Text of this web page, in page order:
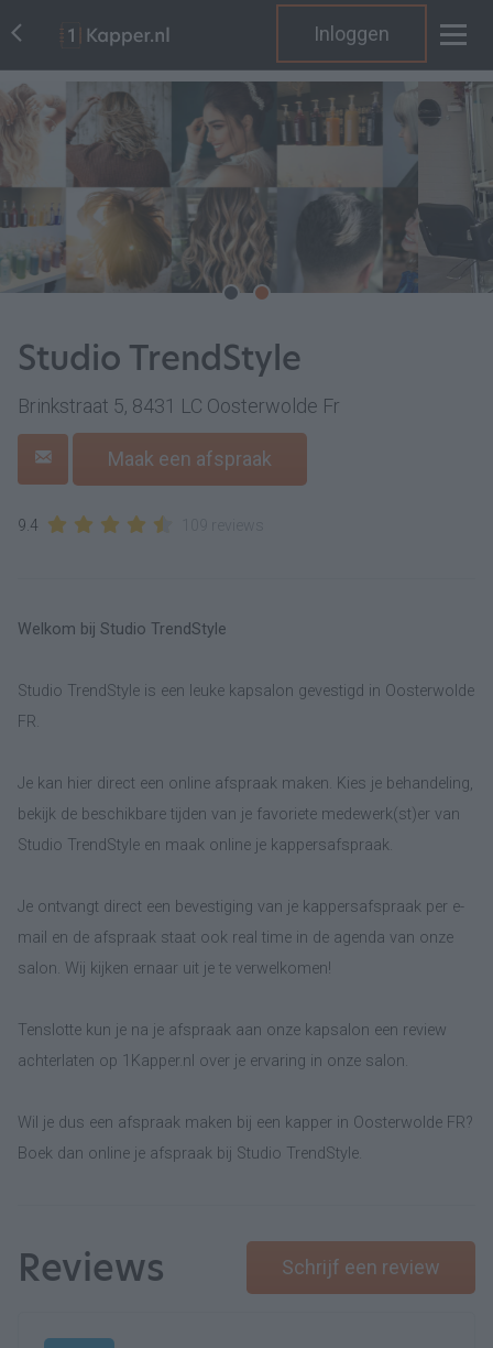
Inloggen
Studio TrendStyle
Brinkstraat 5, 8431 LC Oosterwolde Fr
Maak een afspraak
9.4
Welkom bij Studio TrendStyle
Studio TrendStyle is een leuke kapsalon gevestigd in Oosterwolde
FR.
Je kan hier direct een online afspraak maken. Kies je behandeling,
bekijk de beschikbare tijden van je favoriete medewerk(st)er van
Studio TrendStyle en maak online je kappersafspraak.
Je ontvangt direct een bevestiging van je kappersafspraak per e-
mail en de afspraak staat ook real time in de agenda van onze
salon. Wij kijken ernaar uit je te verwelkomen!
Tenslotte kun je na je afspraak aan onze kapsalon een review
achterlaten op 1Kapper.nl over je ervaring in onze salon.
Wil je dus een afspraak maken bij een kapper in Oosterwolde FR?
Boek dan online je afspraak bij Studio TrendStyle.
Reviews Schrijf een review